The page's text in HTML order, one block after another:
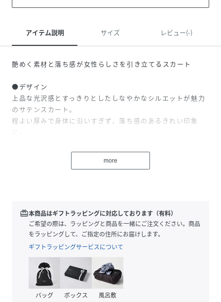
アイテム説明 サイズ レビュー(-)
艶めく素材と落ち感が女性らしさを引き立てるスカート
●デザイン
上品な光沢感とすっきりとしたしなやかなシルエットが魅力
のサテンスカート。
程よい厚みで身体に沿いすぎず、落ち感のあるきれい印象
ウエストは前はすっきりと見える切り替えデザイン、後ろは
合わせるトップスを選ばず、オンオフ・季節問わず使える、
着回し力抜群の一着です。
・裏地丈
36サイズ…68.5cm / 38サイズ…70cm
●ポイント
・トレンドの光沢感ある素材
more
redeem本商品はギフトラッピングに対応しております（有料）
ご希望の際は、ラッピングと商品を一緒にご注文ください。商品
をラッピングして、ご指定の住所にお届けします。
ギフトラッピングサービスについて
バッグ ボックス 風呂敷